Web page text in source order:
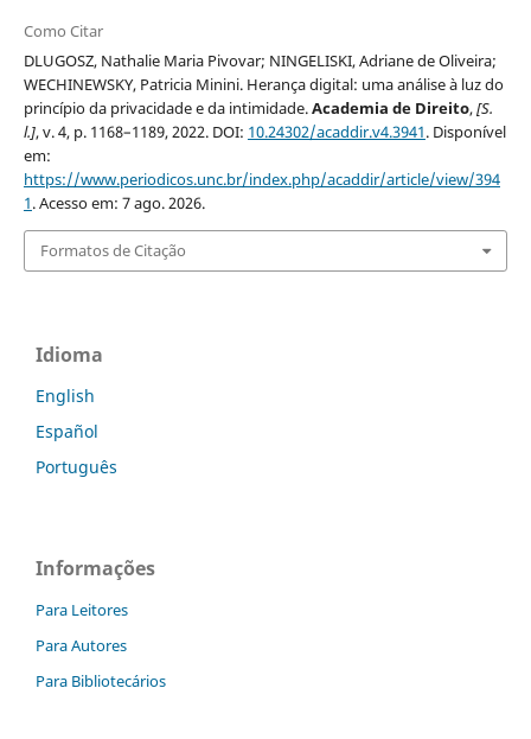
Como Citar
DLUGOSZ, Nathalie Maria Pivovar; NINGELISKI, Adriane de Oliveira;
WECHINEWSKY, Patricia Minini. Herança digital: uma análise à luz do
princípio da privacidade e da intimidade.Academia de Direito,[S.
l.], v. 4, p. 1168–1189, 2022. DOI: 10.24302/acaddir.v4.3941. Disponível
em:
https://www.periodicos.unc.br/index.php/acaddir/article/view/394
1. Acesso em: 7 ago. 2026.
Formatos de Citação
Idioma
English
Español
Português
Informações
Para Leitores
Para Autores
Para Bibliotecários